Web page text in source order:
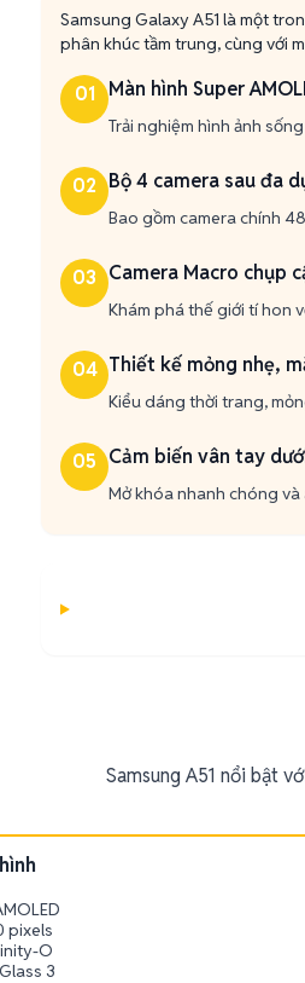
Samsung Galaxy A51 là một
phân khúc tầm trung, cùng với
01 Màn hình Super
Trải nghiệm hình ảnh
02 Bộ 4 camera sau đa
Bao gồm camera chính
03 Camera Macro chụp
Khám phá thế giới tí hon
04 Thiết kế mỏng nhẹ,
Kiểu dáng thời trang,
05 Cảm biến vân tay
Mở khóa nhanh chóng
Samsung A51 nổi bật
pixels
O
3